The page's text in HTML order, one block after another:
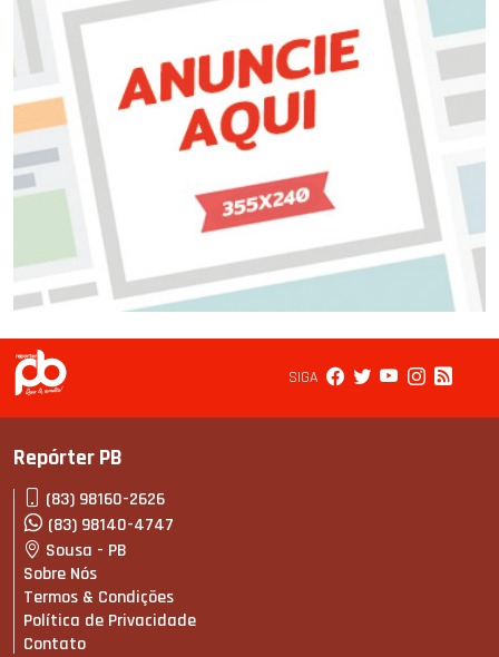
SIGA
Repórter PB
(83) 98160-2626
(83) 98140-4747
Sousa - PB
Sobre Nós
Termos & Condições
Política de Privacidade
Contato